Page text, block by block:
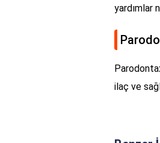
yardımlar
ilaç ve